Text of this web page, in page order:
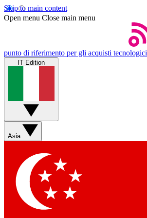
Skip to main content
Open menu Close main menu
punto di riferimento per gli acquisti tecnologici
IT Edition
Asia